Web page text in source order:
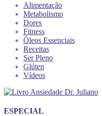
Alimentação
Metabolismo
Dores
Fitness
Óleos Essenciais
Receitas
Ser Pleno
Glúten
Vídeos
ESPECIAL